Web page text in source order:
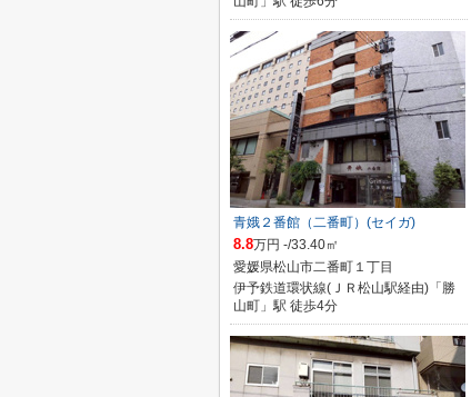
青娥２番館（二番町）(セイガ)
8.8万円 -/33.40㎡
愛媛県松山市二番町１丁目
伊予鉄道環状線(ＪＲ松山駅経由)「勝
山町」駅 徒歩4分